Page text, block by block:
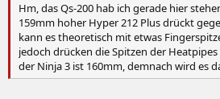
Hm, das Qs-200 hab ich gerade hier
159mm hoher Hyper 212 Plus drückt
kann es theoretisch mit etwas
jedoch drücken die Spitzen der
der Ninja 3 ist 160mm, demnach wird es